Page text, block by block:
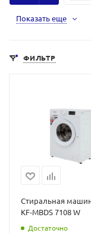
Показать еще
ФИЛЬТР
Стиральная
KF-MBDS 7108 W
Достаточно